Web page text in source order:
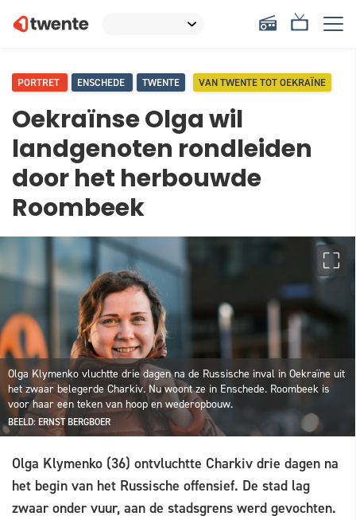
PORTRET ENSCHEDE TWENTE VAN TWENTE TOT OEKRAÏNE
Oekraïnse Olga wil
landgenoten rondleiden
door het herbouwde
Roombeek
Olga Klymenko vluchtte drie dagen na de Russische inval in Oekraïne uit
het zwaar belegerde Charkiv. Nu woont ze in Enschede. Roombeek is
voor haar een teken van hoop en wederopbouw.
BEELD: ERNST BERGBOER
Olga Klymenko (36) ontvluchtte Charkiv drie dagen na
het begin van het Russische offensief. De stad lag
zwaar onder vuur, aan de stadsgrens werd gevochten.